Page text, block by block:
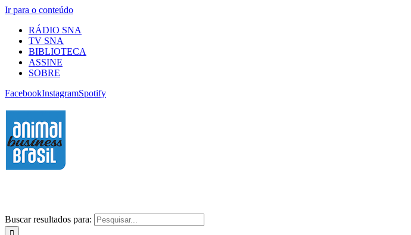
Ir para o conteúdo
RÁDIO SNA
TV SNA
BIBLIOTECA
ASSINE
SOBRE
FacebookInstagramSpotify
Buscar resultados para: